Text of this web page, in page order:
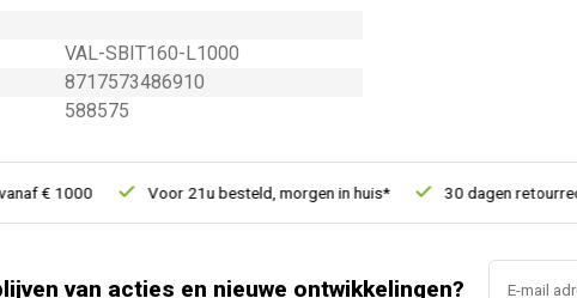
VAL-SBIT160-L1000
8717573486910
588575
€ 1000 Voor 21u besteld, morgen in huis* 30 dagen retourrecht
van acties en nieuwe ontwikkelingen?